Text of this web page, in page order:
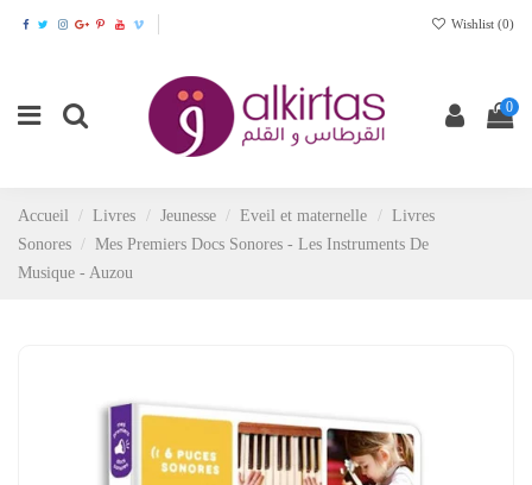
Wishlist (0)
0
Accueil Livres Jeunesse Eveil et maternelle
Livres
Sonores
Mes Premiers Docs Sonores - Les Instruments De
Musique - Auzou